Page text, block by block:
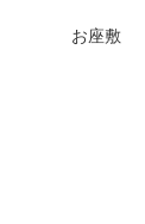
お座敷